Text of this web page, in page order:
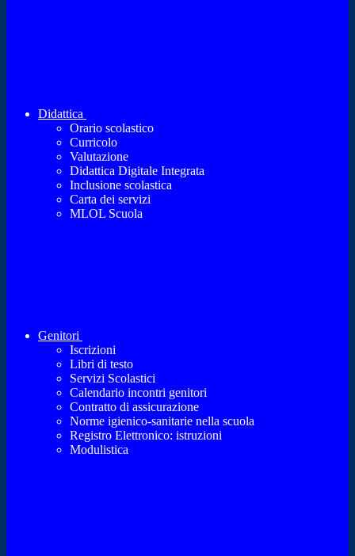
Didattica
Orario scolastico
Curricolo
Valutazione
Didattica Digitale Integrata
Inclusione scolastica
Carta dei servizi
MLOL Scuola
Genitori
Iscrizioni
Libri di testo
Servizi Scolastici
Calendario incontri genitori
Contratto di assicurazione
Norme igienico-sanitarie nella scuola
Registro Elettronico: istruzioni
Modulistica